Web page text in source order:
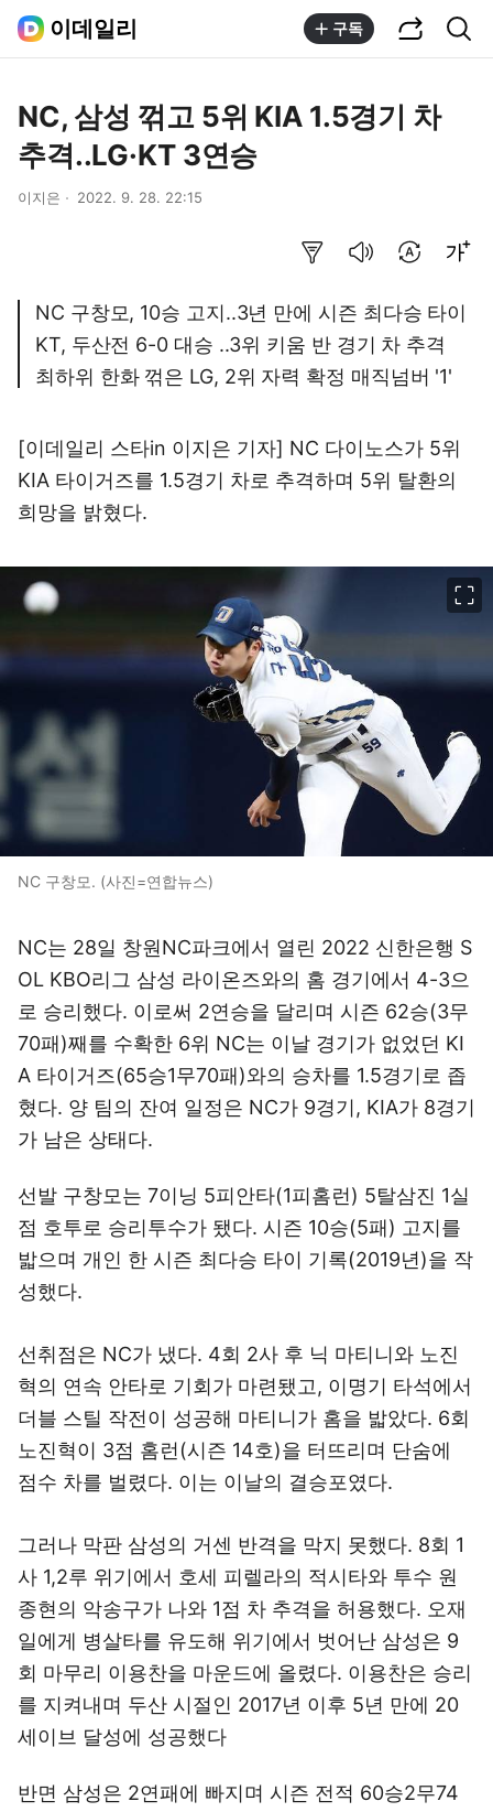
이데일리 구독
NC, 삼성 꺾고 5위 KIA 1.5경기 차
추격..LG·KT 3연승
이지은 2022. 9. 28. 22:15
NC 구창모, 10승 고지..3년 만에 시즌 최다승 타이
KT, 두산전 6-0 대승 ..3위 키움 반 경기 차 추격
최하위 한화 꺾은 LG, 2위 자력 확정 매직넘버 '1'
[이데일리 스타in 이지은 기자] NC 다이노스가 5위
KIA 타이거즈를 1.5경기 차로 추격하며 5위 탈환의
희망을 밝혔다.
NC 구창모. (사진=연합뉴스)
NC는 28일 창원NC파크에서 열린 2022 신한은행 S
OL KBO리그 삼성 라이온즈와의 홈 경기에서 4-3으
로 승리했다. 이로써 2연승을 달리며 시즌 62승(3무
70패)째를 수확한 6위 NC는 이날 경기가 없었던 KI
A 타이거즈(65승1무70패)와의 승차를 1.5경기로 좁
혔다. 양 팀의 잔여 일정은 NC가 9경기, KIA가 8경기
가 남은 상태다.
선발 구창모는 7이닝 5피안타(1피홈런) 5탈삼진 1실
점 호투로 승리투수가 됐다. 시즌 10승(5패) 고지를
밟으며 개인 한 시즌 최다승 타이 기록(2019년)을 작
성했다.
선취점은 NC가 냈다. 4회 2사 후 닉 마티니와 노진
혁의 연속 안타로 기회가 마련됐고, 이명기 타석에서
더블 스틸 작전이 성공해 마티니가 홈을 밟았다. 6회
노진혁이 3점 홈런(시즌 14호)을 터뜨리며 단숨에
점수 차를 벌렸다. 이는 이날의 결승포였다.
그러나 막판 삼성의 거센 반격을 막지 못했다. 8회 1
사 1,2루 위기에서 호세 피렐라의 적시타와 투수 원
종현의 악송구가 나와 1점 차 추격을 허용했다. 오재
일에게 병살타를 유도해 위기에서 벗어난 삼성은 9
회 마무리 이용찬을 마운드에 올렸다. 이용찬은 승리
를 지켜내며 두산 시절인 2017년 이후 5년 만에 20
세이브 달성에 성공했다
반면 삼성은 2연패에 빠지며 시즌 전적 60승2무74